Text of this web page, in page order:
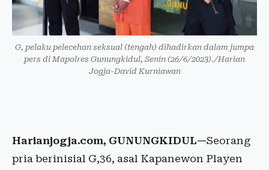
G, pelaku pelecehan seksual (tengah) dihadirkan dalam jumpa
pers di Mapolres Gunungkidul, Senin (26/6/2023)./Harian
Jogja-David Kurniawan
Harianjogja.com, GUNUNGKIDUL—Seorang
pria berinisial G,36, asal Kapanewon Playen